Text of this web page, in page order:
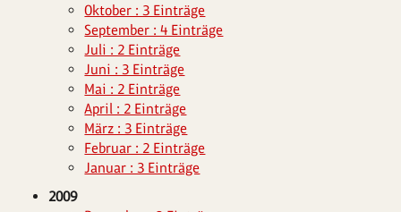
Oktober : 3 Einträge
September : 4 Einträge
Juli : 2 Einträge
Juni : 3 Einträge
Mai : 2 Einträge
April : 2 Einträge
März : 3 Einträge
Februar : 2 Einträge
Januar : 3 Einträge
2009